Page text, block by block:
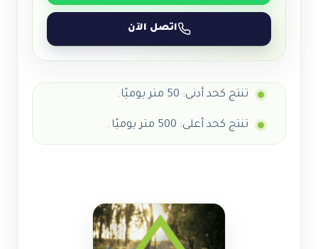
اتصل الآن
تنتج كحد أدنى: 50 متر يوميًا.
تنتج كحد أعلى: 500 متر يوميًا.